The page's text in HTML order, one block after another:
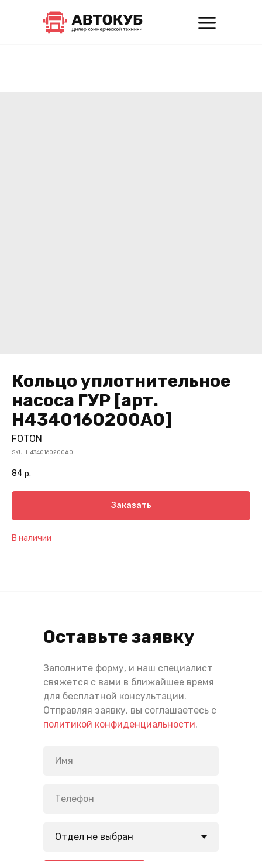
Кольцо уплотнительное
насоса ГУР [арт.
H4340160200A0]
FOTON
SKU: H4340160200A0
84 р.
Заказать
В наличии
Оставьте заявку
Заполните форму, и наш специалист
свяжется с вами в ближайшее время
для бесплатной консультации.
Отправляя заявку, вы соглашаетесь с
политикой конфиденциальности.